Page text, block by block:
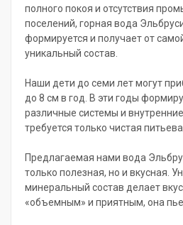
полного покоя и отсутствия
поселений, горная вода
формируется и получает от
уникальный состав.
Наши дети до семи лет могут
до 8 см в год. В эти годы
различные системы и
требуется только чистая
Предлагаемая нами вода
только полезная, но и вкусная.
минеральный состав делает
«объемным» и приятным, она